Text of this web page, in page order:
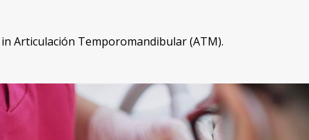
Articulación Temporomandibular (ATM).